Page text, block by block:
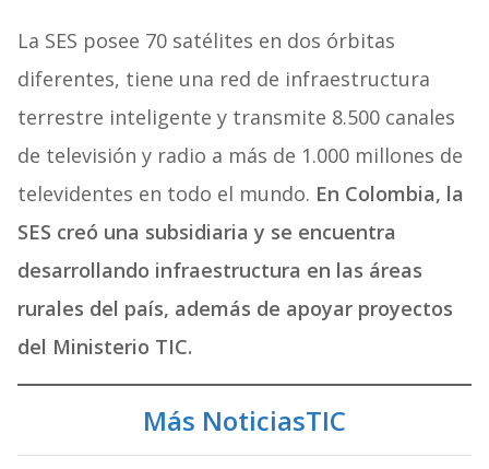
La SES posee 70 satélites en dos órbitas
diferentes, tiene una red de infraestructura
terrestre inteligente y transmite 8.500 canales
de televisión y radio a más de 1.000 millones de
televidentes en todo el mundo. En Colombia, la
SES creó una subsidiaria y se encuentra
desarrollando infraestructura en las áreas
rurales del país, además de apoyar proyectos
del Ministerio TIC.
Más NoticiasTIC